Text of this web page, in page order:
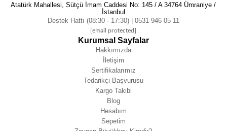
Atatürk Mahallesi, Sütçü İmam Caddesi No: 145 / A 34764 Ümraniye /
İstanbul
Destek Hattı (08:30 - 17:30) | 0531 946 05 11
[email protected]
Kurumsal Sayfalar
Hakkımızda
İletişim
Sertifikalarımız
Tedarikçi Başvurusu
Kargo Takibi
Blog
Hesabım
Sepetim